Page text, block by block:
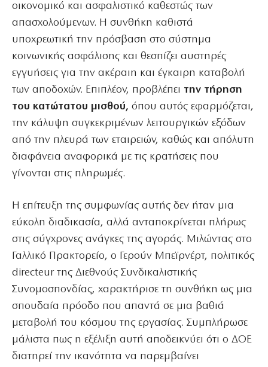
οικονομικό και ασφαλιστικό καθεστώς των
απασχολούμενων. Η συνθήκη καθιστά
υποχρεωτική την πρόσβαση στο σύστημα
κοινωνικής ασφάλισης και θεσπίζει αυστηρές
εγγυήσεις για την ακέραιη και έγκαιρη καταβολή
των αποδοχών. Επιπλέον, προβλέπει την τήρηση
του κατώτατου μισθού, όπου αυτός εφαρμόζεται,
την κάλυψη συγκεκριμένων λειτουργικών εξόδων
από την πλευρά των εταιρειών, καθώς και απόλυτη
διαφάνεια αναφορικά με τις κρατήσεις που
γίνονται στις πληρωμές.
Η επίτευξη της συμφωνίας αυτής δεν ήταν μια
εύκολη διαδικασία, αλλά ανταποκρίνεται πλήρως
στις σύγχρονες ανάγκες της αγοράς. Μιλώντας στο
Γαλλικό Πρακτορείο, ο Γερούν Μπεϊρνέρτ, πολιτικός
directeur της Διεθνούς Συνδικαλιστικής
Συνομοσπονδίας, χαρακτήρισε τη συνθήκη ως μια
σπουδαία πρόοδο που απαντά σε μια βαθιά
μεταβολή του κόσμου της εργασίας. Συμπλήρωσε
μάλιστα πως η εξέλιξη αυτή αποδεικνύει ότι ο ΔΟΕ
διατηρεί την ικανότητα να παρεμβαίνει